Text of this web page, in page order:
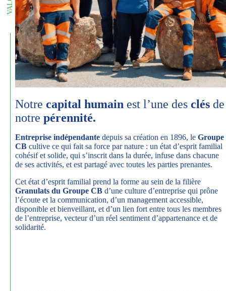
Notre capital humain est l’une des clés de
notre pérennité.
Entreprise indépendante depuis sa création en 1896, le Groupe
CB cultive ce qui fait sa force par nature : un état d’esprit familial
cohésif et solide, qui s’inscrit dans la durée, infuse dans chacune
de ses activités, et est partagé avec toutes les parties prenantes.
Cet état d’esprit familial prend la forme au sein de la filière
Granulats du Groupe CB d’une culture d’entreprise qui prône
l’écoute et la communication, d’un management accessible,
disponible et bienveillant, et d’un lien fort entre tous les membres
de l’entreprise, vecteur d’un réel sentiment d’appartenance et de
solidarité.